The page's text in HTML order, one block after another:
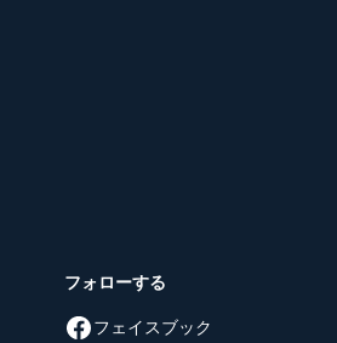
フォローする
フェイスブック